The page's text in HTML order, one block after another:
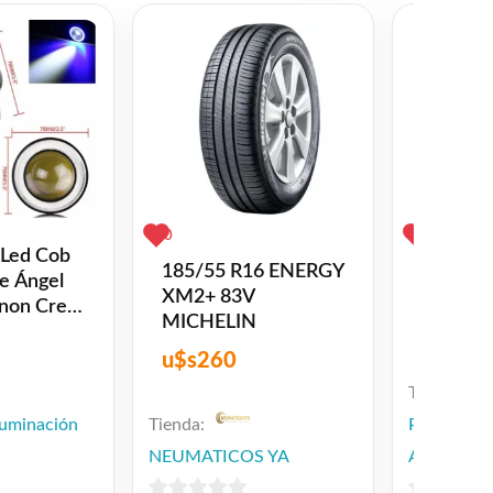
Cob
Ángel
Cree
0
185/55 R16 ENERGY
XM2+ 83V
MICHELIN
u$s260
Tienda:
NEUMATICOS YA
Tienda: